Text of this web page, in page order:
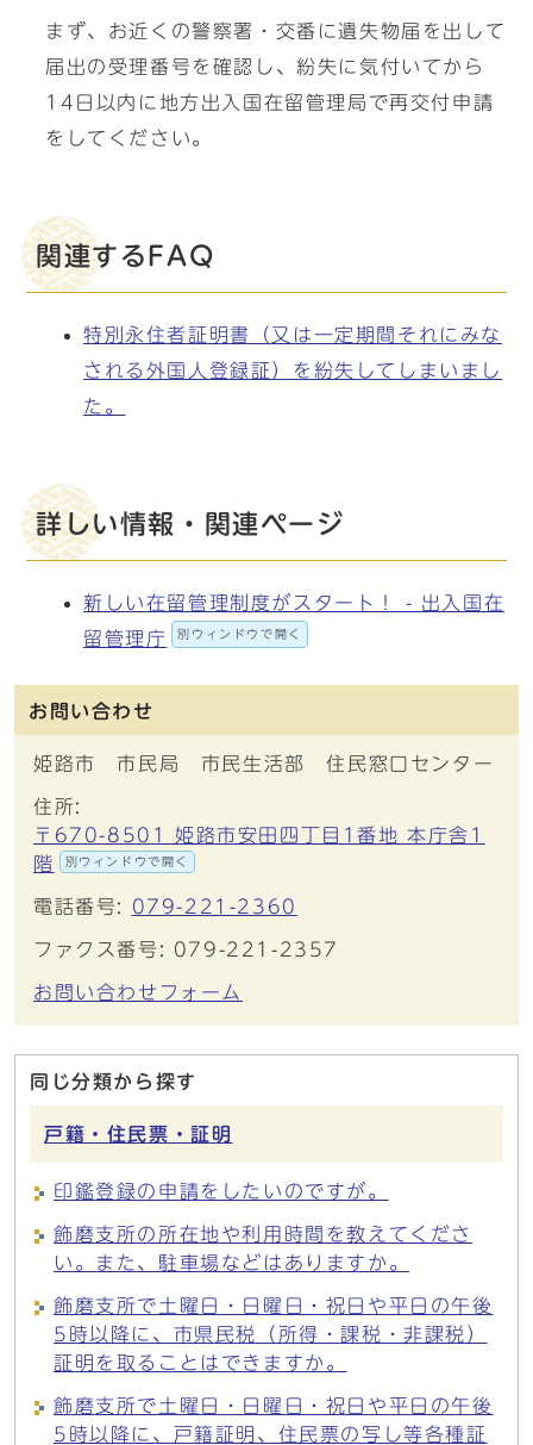
まず、お近くの警察署・交番に遺失物届を出して
届出の受理番号を確認し、紛失に気付いてから
14日以内に地方出入国在留管理局で再交付申請
をしてください。
関連するFAQ
特別永住者証明書（又は一定期間それにみな
される外国人登録証）を紛失してしまいまし
た。
詳しい情報・関連ページ
新しい在留管理制度がスタート！ - 出入国在
留管理庁
別ウィンドウで開く
お問い合わせ
姫路市 市民局 市民生活部 住民窓口センター
住所:
〒670-8501 姫路市安田四丁目1番地 本庁舎1
階
別ウィンドウで開く
電話番号: 079-221-2360
ファクス番号: 079-221-2357
お問い合わせフォーム
同じ分類から探す
戸籍・住民票・証明
印鑑登録の申請をしたいのですが。
飾磨支所の所在地や利用時間を教えてくださ
い。また、駐車場などはありますか。
飾磨支所で土曜日・日曜日・祝日や平日の午後
5時以降に、市県民税（所得・課税・非課税）
証明を取ることはできますか。
飾磨支所で土曜日・日曜日・祝日や平日の午後
5時以降に、戸籍証明、住民票の写し等各種証